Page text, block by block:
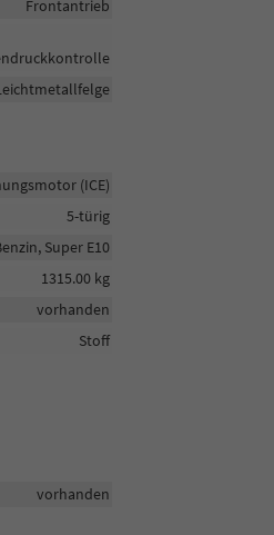
Frontantrieb
(ICE)
5-türig
Super E10
1315.00 kg
vorhanden
Stoff
vorhanden